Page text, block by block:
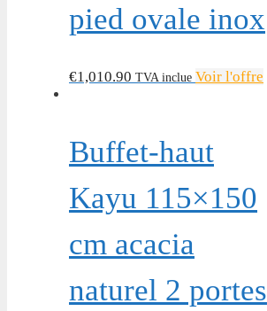
pied ovale inox
€1,010.90 TVA inclue Voir l'offre
Buffet-haut
Kayu 115×150
cm acacia
naturel 2 portes